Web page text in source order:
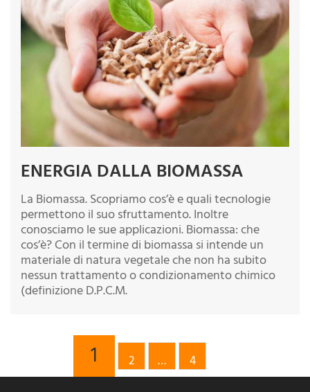
ENERGIA DALLA BIOMASSA
La Biomassa. Scopriamo cos’è e quali tecnologie
permettono il suo sfruttamento. Inoltre
conosciamo le sue applicazioni. Biomassa: che
cos’è? Con il termine di biomassa si intende un
materiale di natura vegetale che non ha subito
nessun trattamento o condizionamento chimico
(definizione D.P.C.M.
1 2 … 4